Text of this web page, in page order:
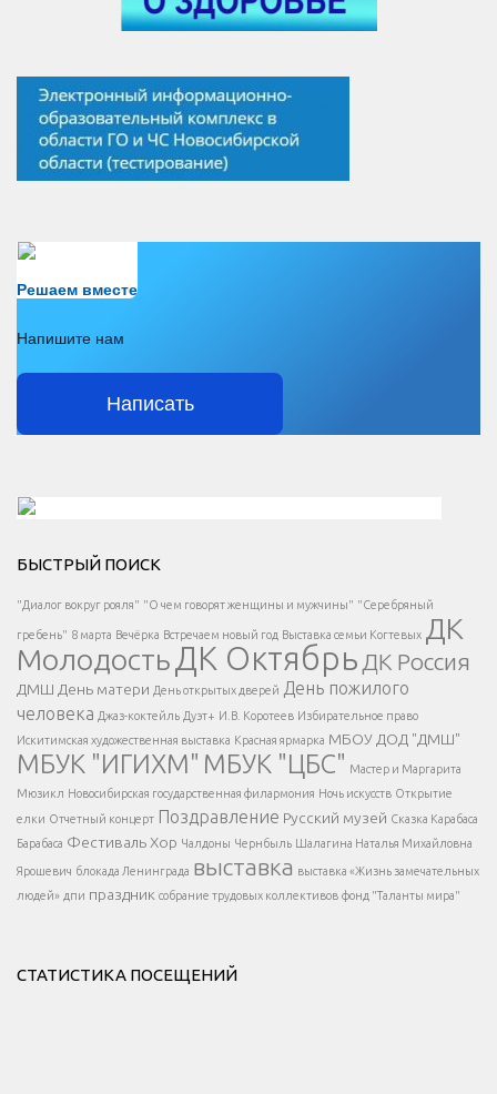
Решаем вместе
Напишите нам
Написать
Есть вопрос?
Напишите нам
</span >
Написать
</button >
</div >
</div > </div >
БЫСТРЫЙ ПОИСК
"Диалог вокруг рояля" "О чем говорят женщины и мужчины" "Серебряный
гребень" 8 марта Вечёрка Встречаем новый год Выставка семьи Когтевых ДК
МолодостьДК Октябрь ДК Россия
ДМШ День матери День открытых дверей День пожилого
человека Джаз-коктейль Дуэт+ И.В. Коротеев Избирательное право
Искитимская художественная выставка Красная ярмарка МБОУ ДОД "ДМШ"
МБУК "ИГИХМ" МБУК "ЦБС" Мастер и Маргарита
Мюзикл Новосибирская государственная филармония Ночь искусств Открытие
елки Отчетный концерт Поздравление Русский музей Сказка Карабаса
Барабаса Фестиваль Хор Чалдоны Чернбыль Шалагина Наталья Михайловна
Ярошевич блокада Ленинграда выставка выставка «Жизнь замечательных
людей» дпи праздник собрание трудовых коллективов фонд "Таланты мира"
СТАТИСТИКА ПОСЕЩЕНИЙ